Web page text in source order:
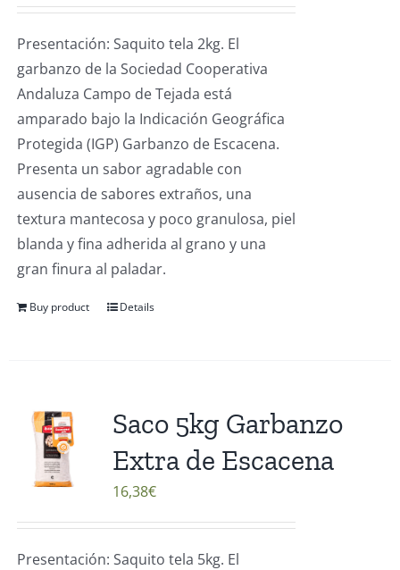
Presentación: Saquito tela 2kg. El
garbanzo de la Sociedad Cooperativa
Andaluza Campo de Tejada está
amparado bajo la Indicación Geográfica
Protegida (IGP) Garbanzo de Escacena.
Presenta un sabor agradable con
ausencia de sabores extraños, una
textura mantecosa y poco granulosa, piel
blanda y fina adherida al grano y una
gran finura al paladar.
Buy product Details
Saco 5kg Garbanzo
Extra de Escacena
16,38€
Presentación: Saquito tela 5kg. El